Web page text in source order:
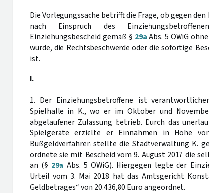
Die Vorlegungssache betrifft die Frage, ob gegen
nach Einspruch des
Einziehungsbescheid gemäß § 29a Abs. 5 OWiG
wurde, die Rechtsbeschwerde oder die sofortige
ist.
I.
1. Der Einziehungsbetroffene ist
Spielhalle in K., wo er im Oktober und
abgelaufener Zulassung betrieb. Durch das
Spielgeräte erzielte er Einnahmen in Höhe
Bußgeldverfahren stellte die Stadtverwaltung K.
ordnete sie mit Bescheid vom 9. August 2017 die
an (§ 29a Abs. 5 OWiG). Hiergegen legte der
Urteil vom 3. Mai 2018 hat das Amtsgericht
Geldbetrages“ von 20.436,80 Euro angeordnet.